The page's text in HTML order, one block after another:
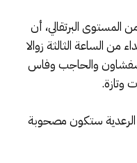
المستوى البرتقالي، أن
من الساعة الثالثة زوالا
وشفشاون والحاجب وفاس
وتازة.
ستكون مصحوبة